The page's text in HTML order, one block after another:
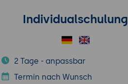
Individualschulung
2 Tage - anpassbar
Termin nach Wunsch